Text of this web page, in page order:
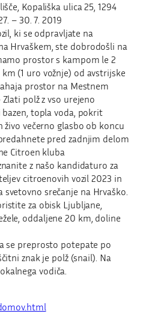
Kopališka ulica 25, 1294
– 30. 7. 2019
ki se odpravljate na
Hrvaškem, ste dobrodošli na
prostor s kampom le 2
km (1 uro vožnje) od avstrijske
prostor na Mestnem
polž z vso urejeno
topla voda, pokrit
večerno glasbo ob koncu
pred zadnjim delom
Citroen kluba
z našo kandidaturo za
citroenovih vozil 2023 in
srečanje na Hrvaško.
za obisk Ljubljane,
oddaljene 20 km, doline
se preprosto potepate po
znak je polž (snail). Na
vodiča.